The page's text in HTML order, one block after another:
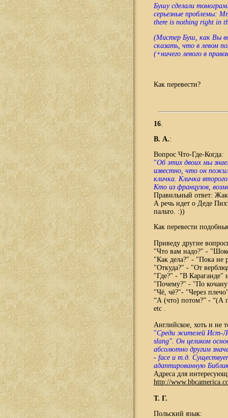
Бушу сделали
серьезные проблемы:
there is nothing right in
(Мистер Буш, как Вы
сказать, что в левом
(+ничего левого в
Как перевести?
16.
В. А.:
Вопрос Что-Где-Когда:
"Об этих двоих мы
известно, что он
кличка. Кличка
Кто из французов,
Правильный ответ:
А речь идет о Деде
пальто. :))
Как перевести
Приведу другие
"Что вам надо?" -
"Как дела?" - "Пока не
"Откуда?" - "От
"Где?" - "В Караганде"
"Почему?" - "По
"Чё, чё?"- "Через
“А (что) потом?” - “(А
etc .
Английское, хоть и не
"Среди жителей Ист-
slang". Он целиком
абсолютно другим
- face и т.д.
адаптированную
Адреса для
http://
Т. Г.
Польский язык: